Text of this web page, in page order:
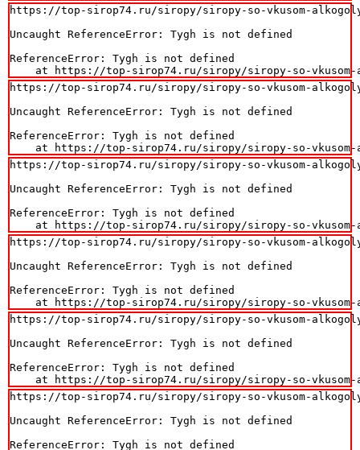
https://top-sirop74.ru/siropy/siropy-so-vkusom-
Uncaught ReferenceError: Tygh is not defined
ReferenceError: Tygh is not defined
at https://top-sirop74.ru/siropy/siropy-so-
https://top-sirop74.ru/siropy/siropy-so-vkusom-
Uncaught ReferenceError: Tygh is not defined
ReferenceError: Tygh is not defined
at https://top-sirop74.ru/siropy/siropy-so-
https://top-sirop74.ru/siropy/siropy-so-vkusom-
Uncaught ReferenceError: Tygh is not defined
ReferenceError: Tygh is not defined
at https://top-sirop74.ru/siropy/siropy-so-
https://top-sirop74.ru/siropy/siropy-so-vkusom-
Uncaught ReferenceError: Tygh is not defined
ReferenceError: Tygh is not defined
at https://top-sirop74.ru/siropy/siropy-so-
https://top-sirop74.ru/siropy/siropy-so-vkusom-
Uncaught ReferenceError: Tygh is not defined
ReferenceError: Tygh is not defined
at https://top-sirop74.ru/siropy/siropy-so-
https://top-sirop74.ru/siropy/siropy-so-vkusom-
Uncaught ReferenceError: Tygh is not defined
ReferenceError: Tygh is not defined